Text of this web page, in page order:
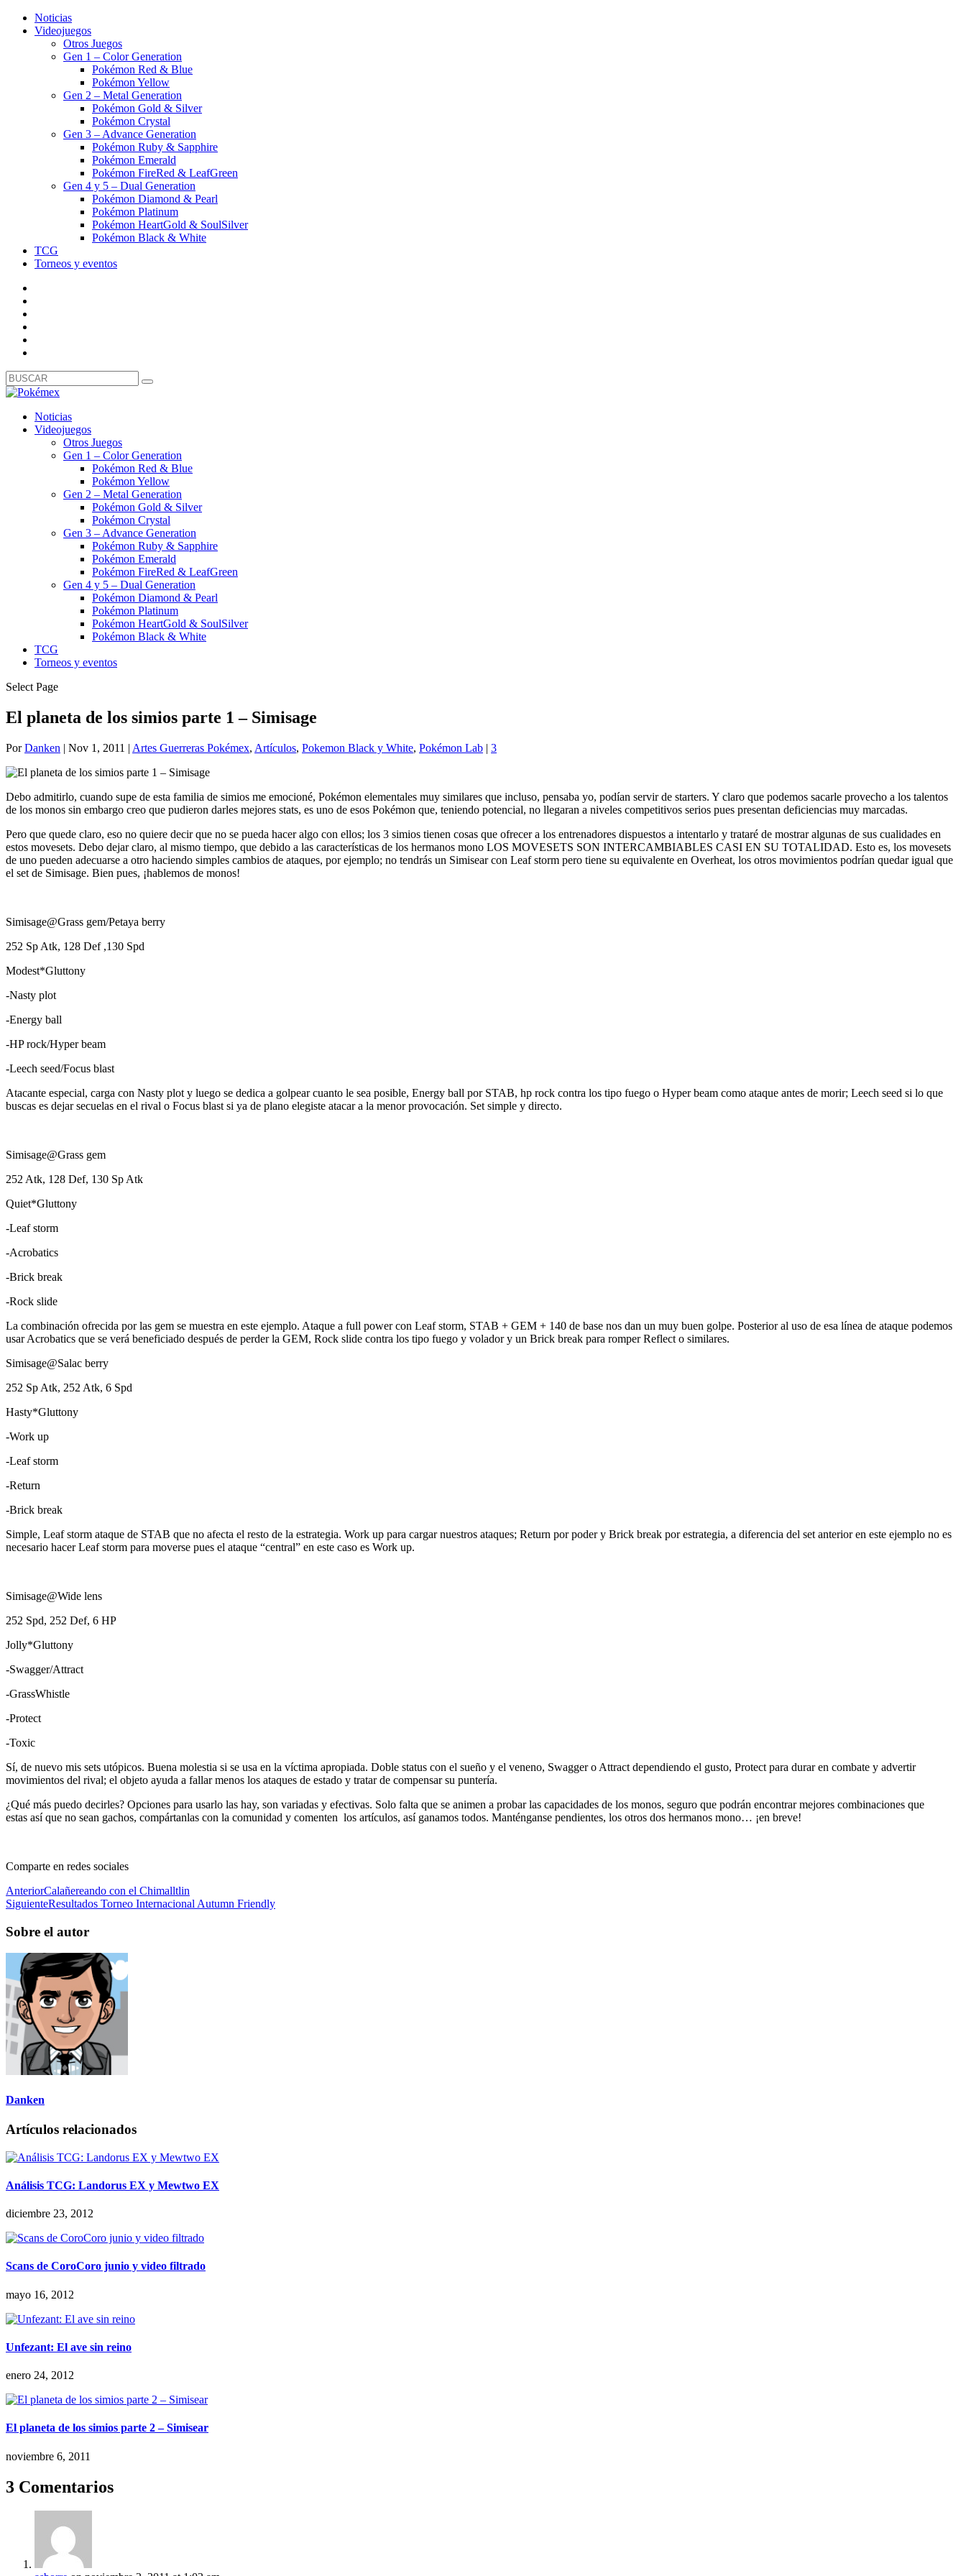
Noticias
Videojuegos
Otros Juegos
Gen 1 – Color Generation
Pokémon Red & Blue
Pokémon Yellow
Gen 2 – Metal Generation
Pokémon Gold & Silver
Pokémon Crystal
Gen 3 – Advance Generation
Pokémon Ruby & Sapphire
Pokémon Emerald
Pokémon FireRed & LeafGreen
Gen 4 y 5 – Dual Generation
Pokémon Diamond & Pearl
Pokémon Platinum
Pokémon HeartGold & SoulSilver
Pokémon Black & White
TCG
Torneos y eventos
Noticias
Videojuegos
Otros Juegos
Gen 1 – Color Generation
Pokémon Red & Blue
Pokémon Yellow
Gen 2 – Metal Generation
Pokémon Gold & Silver
Pokémon Crystal
Gen 3 – Advance Generation
Pokémon Ruby & Sapphire
Pokémon Emerald
Pokémon FireRed & LeafGreen
Gen 4 y 5 – Dual Generation
Pokémon Diamond & Pearl
Pokémon Platinum
Pokémon HeartGold & SoulSilver
Pokémon Black & White
TCG
Torneos y eventos
Select Page
El planeta de los simios parte 1 – Simisage
PorDanken | Nov 1, 2011 | Artes Guerreras Pokémex, Artículos, Pokemon Black y White, Pokémon Lab | 3
Debo admitirlo, cuando supe de esta familia de simios me emocioné, Pokémon elementales muy similares que incluso, pensaba yo, podían servir de starters. Y claro que podemos sacarle provecho a los talentos
de los monos sin embargo creo que pudieron darles mejores stats, es uno de esos Pokémon que, teniendo potencial, no llegaran a niveles competitivos serios pues presentan deficiencias muy marcadas.
Pero que quede claro, eso no quiere decir que no se pueda hacer algo con ellos; los 3 simios tienen cosas que ofrecer a los entrenadores dispuestos a intentarlo y trataré de mostrar algunas de sus cualidades en
estos movesets. Debo dejar claro, al mismo tiempo, que debido a las características de los hermanos mono LOS MOVESETS SON INTERCAMBIABLES CASI EN SU TOTALIDAD. Esto es, los movesets
de uno pueden adecuarse a otro haciendo simples cambios de ataques, por ejemplo; no tendrás un Simisear con Leaf storm pero tiene su equivalente en Overheat, los otros movimientos podrían quedar igual que
el set de Simisage. Bien pues, ¡hablemos de monos!
Simisage@Grass gem/Petaya berry
252 Sp Atk, 128 Def ,130 Spd
Modest*Gluttony
-Nasty plot
-Energy ball
-HP rock/Hyper beam
-Leech seed/Focus blast
Atacante especial, carga con Nasty plot y luego se dedica a golpear cuanto le sea posible, Energy ball por STAB, hp rock contra los tipo fuego o Hyper beam como ataque antes de morir; Leech seed si lo que
buscas es dejar secuelas en el rival o Focus blast si ya de plano elegiste atacar a la menor provocación. Set simple y directo.
Simisage@Grass gem
252 Atk, 128 Def, 130 Sp Atk
Quiet*Gluttony
-Leaf storm
-Acrobatics
-Brick break
-Rock slide
La combinación ofrecida por las gem se muestra en este ejemplo. Ataque a full power con Leaf storm, STAB + GEM + 140 de base nos dan un muy buen golpe. Posterior al uso de esa línea de ataque podemos
usar Acrobatics que se verá beneficiado después de perder la GEM, Rock slide contra los tipo fuego y volador y un Brick break para romper Reflect o similares.
Simisage@Salac berry
252 Sp Atk, 252 Atk, 6 Spd
Hasty*Gluttony
-Work up
-Leaf storm
-Return
-Brick break
Simple, Leaf storm ataque de STAB que no afecta el resto de la estrategia. Work up para cargar nuestros ataques; Return por poder y Brick break por estrategia, a diferencia del set anterior en este ejemplo no es
necesario hacer Leaf storm para moverse pues el ataque “central” en este caso es Work up.
Simisage@Wide lens
252 Spd, 252 Def, 6 HP
Jolly*Gluttony
-Swagger/Attract
-GrassWhistle
-Protect
-Toxic
Sí, de nuevo mis sets utópicos. Buena molestia si se usa en la víctima apropiada. Doble status con el sueño y el veneno, Swagger o Attract dependiendo el gusto, Protect para durar en combate y advertir
movimientos del rival; el objeto ayuda a fallar menos los ataques de estado y tratar de compensar su puntería.
¿Qué más puedo decirles? Opciones para usarlo las hay, son variadas y efectivas. Solo falta que se animen a probar las capacidades de los monos, seguro que podrán encontrar mejores combinaciones que
estas así que no sean gachos, compártanlas con la comunidad y comenten los artículos, así ganamos todos. Manténganse pendientes, los otros dos hermanos mono… ¡en breve!
Comparte en redes sociales
AnteriorCalañereando con el Chimalltlin
SiguienteResultados Torneo Internacional Autumn Friendly
Sobre el autor
Danken
Artículos relacionados
Análisis TCG: Landorus EX y Mewtwo EX
diciembre 23, 2012
Scans de CoroCoro junio y video filtrado
mayo 16, 2012
Unfezant: El ave sin reino
enero 24, 2012
El planeta de los simios parte 2 – Simisear
noviembre 6, 2011
3 Comentarios